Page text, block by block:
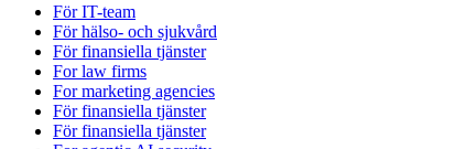
För IT-team
För hälso- och sjukvård
För finansiella tjänster
For law firms
For marketing agencies
För finansiella tjänster
För finansiella tjänster